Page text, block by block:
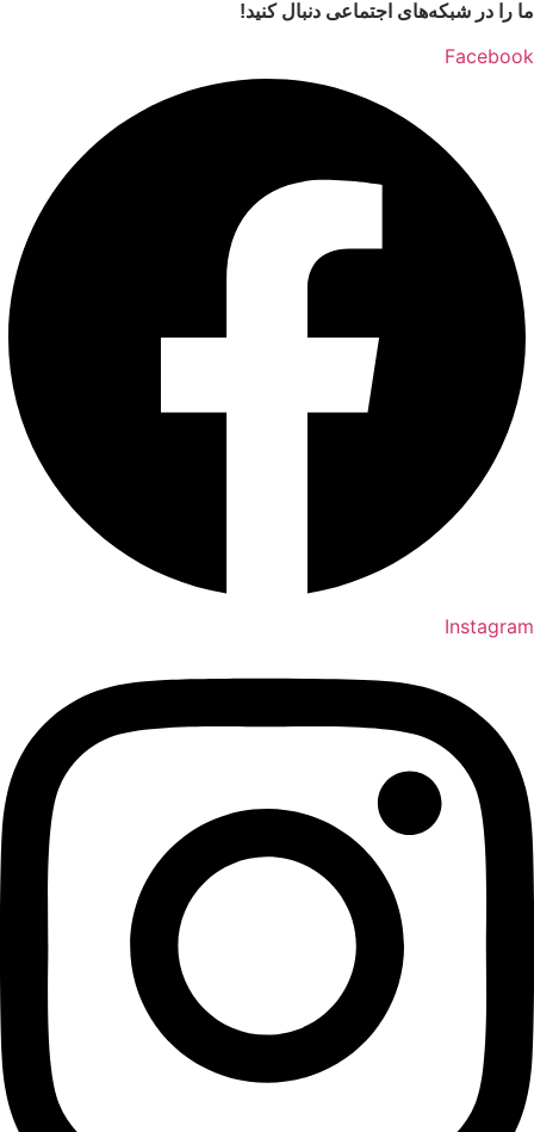
ما را در شبکه‌های اجتماعی دنبال کنید!
Facebook
Instagram